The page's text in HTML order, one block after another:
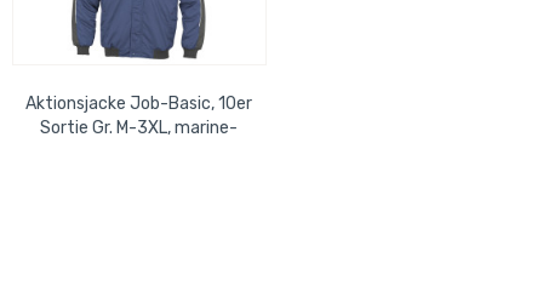
Aktionsjacke Job-Basic, 10er
Sortie Gr. M-3XL, marine-